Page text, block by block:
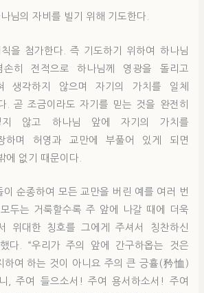
님의 자비를 빌기 위해 기도한다.
을 첨가한다. 즉 기도하기 위하여 하나님
손히 전적으로 하나님께 영광을 돌리고
생각하지 않으며 자기의 가치를 일체
. 곧 조금이라도 자기를 믿는 것을 완전히
지 않고 하나님 앞에 자기의 가치를
하며 허영과 교만에 부풀어 있게 되면
에 없기 때문이다.
이 순종하여 모든 교만을 버린 예를 여러 번
두는 거룩할수록 주 앞에 나갈 때에 더욱
위대한 칭호를 그에게 주셔서 칭찬하신
다. “우리가 주의 앞에 간구하옵는 것은
하여 하는 것이 아니요 주의 큰 긍휼(矜恤)
, 주여 들으소서! 주여 용서하소서! 주여